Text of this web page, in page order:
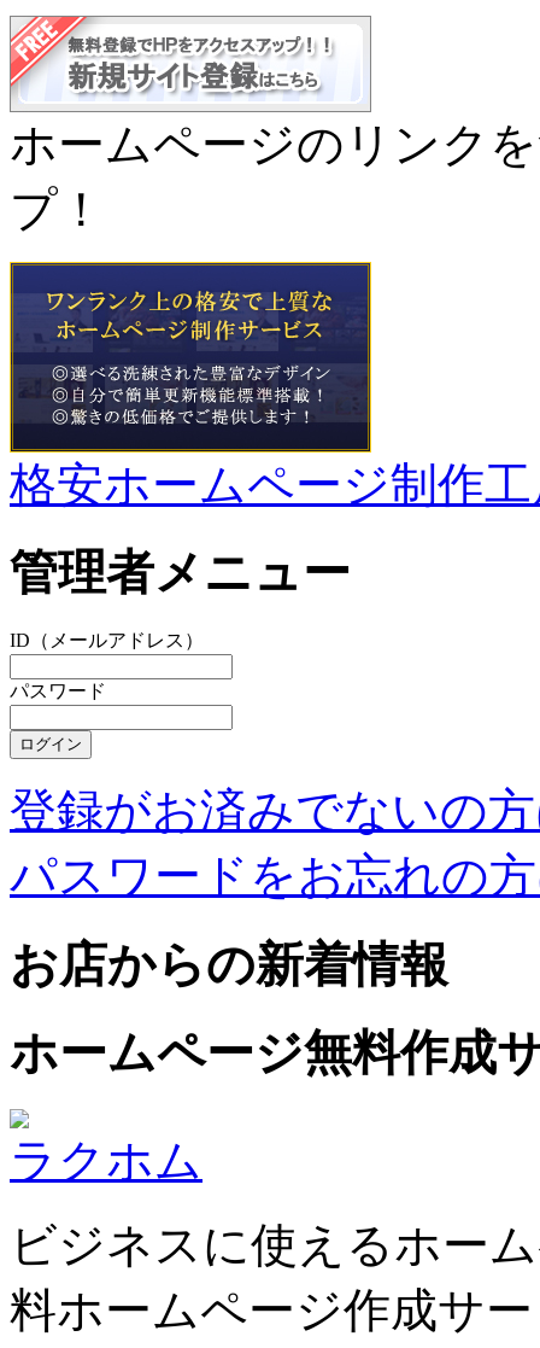
ホームページのリンク
プ！
格安ホームページ制作
管理者メニュー
ID（メールアドレス）
パスワード
登録がお済みでないの
パスワードをお忘れの
お店からの新着情報
ホームページ無料作成
ラクホム
ビジネスに使えるホー
料ホームページ作成サ